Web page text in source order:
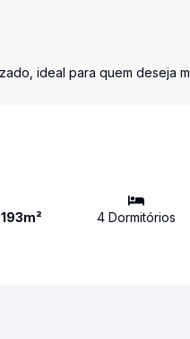
ideal para quem deseja
193m² 4Dormitórios